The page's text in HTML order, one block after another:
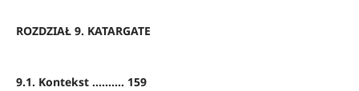
ROZDZIAŁ 9. KATARGATE
9.1. Kontekst .......... 159